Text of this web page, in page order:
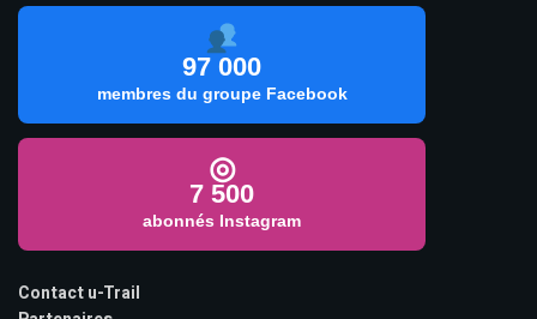
97 000
membres du groupe Facebook
◎
7 500
abonnés Instagram
Contact u-Trail